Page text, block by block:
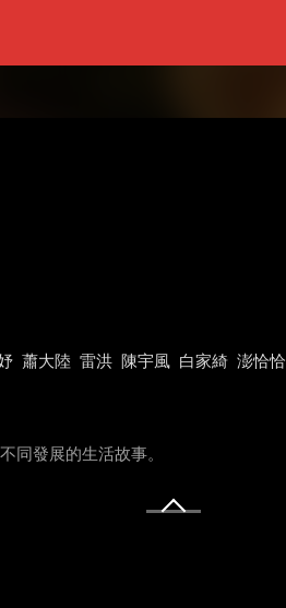
蕭大陸 雷洪 陳宇風 白家綺 澎恰恰
同發展的生活故事。